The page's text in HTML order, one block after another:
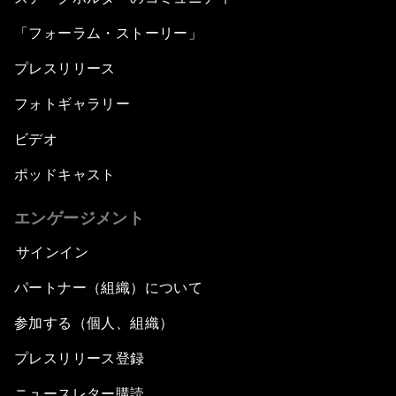
「フォーラム・ストーリー」
プレスリリース
フォトギャラリー
ビデオ
ポッドキャスト
エンゲージメント
サインイン
パートナー（組織）について
参加する（個人、組織）
プレスリリース登録